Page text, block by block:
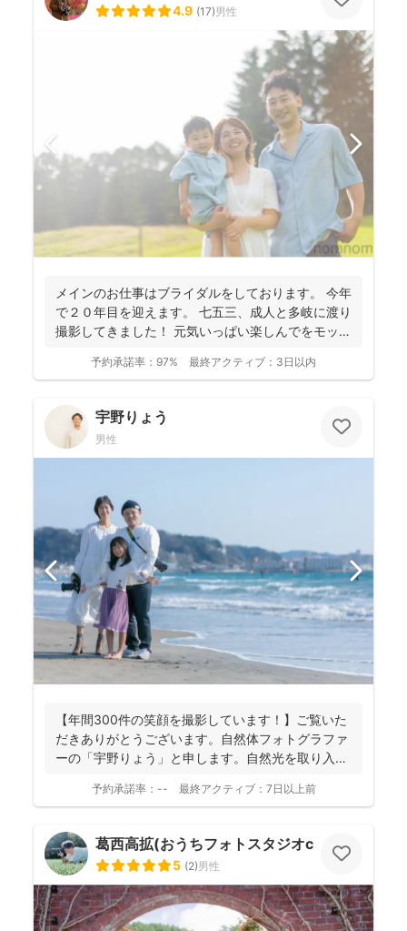
4.9 (17)男性
メインのお仕事はブライダルをしております。 今年
で２０年目を迎えます。 七五三、成人と多岐に渡り
撮影してきました！ 元気いっぱい楽しんでをモット
予約承諾率： 97% 最終アクティブ： 3日以内
宇野りょう
男性
【年間300件の笑顔を撮影しています！】ご覧いた
だきありがとうございます。自然体フォトグラファ
ーの「宇野りょう」と申します。自然光を取り入れ
予約承諾率： -- 最終アクティブ： 7日以上前
葛西高拡(おうちフォトスタジオcocofilm)
5 (2)男性